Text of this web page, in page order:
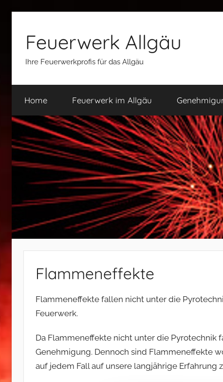
springen
Feuerwerk Allgäu
Ihre Feuerwerkprofis für das Allgäu
Home Feuerwerk im Allgäu
Flammeneffekte
Flammeneffekte fallen nicht unter die
Feuerwerk.
Da Flammeneffekte nicht unter die Pyrotechnik
Genehmigung. Dennoch sind Flammeneffekte
auf jedem Fall auf unsere langjährige Erfahrung